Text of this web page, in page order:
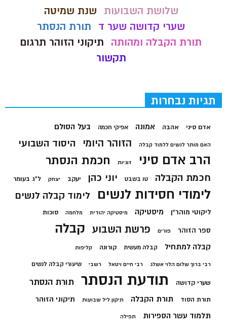
שלושת השבועות שנת שמיטה
שערי קדושה שער ד
תורת הנסתר
תורת הקבלה ומהותה
תיקוני הזוהר תרגום
תקשור
תגיות נבחרות
אדם סיני אהבה אמונה אפיקי חכמה בעל הסולם
האם מותר לנשים ללמוד קבלה הזוהר היומי היסוד השבועי
הרב אדם סיני זוגיות חכמת הנסתר
חכמת הקבלה טו בשבט יוני כהן יעקב יצחק ל"ג בעומר
לימודי חסידות לנשים לימוד קבלה לנשים
ליקוטי מוהר"ן מיסטיקה מיסטיקה יהודית מלחמה סוכות
ספר הזוהר פורים פרשת השבוע קבלה
קבלה למתחיל קבלה מעשית קורונה קליפות
רבי ברוך שלום הלוי אשלג רבי חיים ויטאל רשבי שיעורי קבלה לנשים
שערי קדושה תודעת הנסתר תורת הנסתר
תורת הסוד תורת הקבלה תיקון ליל שבועות תיקוני הזוהר
תלמוד עשר הספירות תפילה